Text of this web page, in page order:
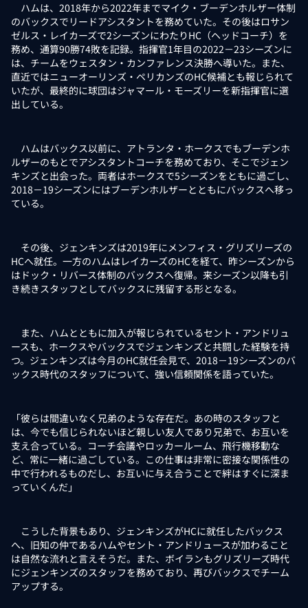
ハムは、2018年から2022年までマイク・ブーデンホルザー体制
のバックスでリードアシスタントを務めていた。その後はロサン
ゼルス・レイカーズで2シーズンにわたりHC（ヘッドコーチ）を
務め、通算90勝74敗を記録。指揮官1年目の2022－23シーズンに
は、チームをウェスタン・カンファレンス決勝へ導いた。また、
直近ではニューオーリンズ・ペリカンズのHC候補とも報じられて
いたが、最終的に球団はジャマール・モーズリーを新指揮官に選
出している。
ハムはバックス以前に、アトランタ・ホークスでもブーデンホ
ルザーのもとでアシスタントコーチを務めており、そこでジェン
キンズと出会った。両者はホークスで5シーズンをともに過ごし、
2018－19シーズンにはブーデンホルザーとともにバックスへ移っ
ている。
その後、ジェンキンズは2019年にメンフィス・グリズリーズの
HCへ就任。一方のハムはレイカーズのHCを経て、昨シーズンから
はドック・リバース体制のバックスへ復帰。来シーズン以降も引
き続きスタッフとしてバックスに残留する形となる。
また、ハムとともに加入が報じられているセント・アンドリュ
ースも、ホークスやバックスでジェンキンズと共闘した経験を持
つ。ジェンキンズは今月のHC就任会見で、2018－19シーズンのバ
ックス時代のスタッフについて、強い信頼関係を語っていた。
「彼らは間違いなく兄弟のような存在だ。あの時のスタッフと
は、今でも信じられないほど親しい友人であり兄弟で、お互いを
支え合っている。コーチ会議やロッカールーム、飛行機移動な
ど、常に一緒に過ごしている。この仕事は非常に密接な関係性の
中で行われるものだし、お互いに与え合うことで絆はすぐに深ま
っていくんだ」
こうした背景もあり、ジェンキンズがHCに就任したバックス
へ、旧知の仲であるハムやセント・アンドリュースが加わること
は自然な流れと言えそうだ。また、ボイランもグリズリーズ時代
にジェンキンズのスタッフを務めており、再びバックスでチーム
アップする。